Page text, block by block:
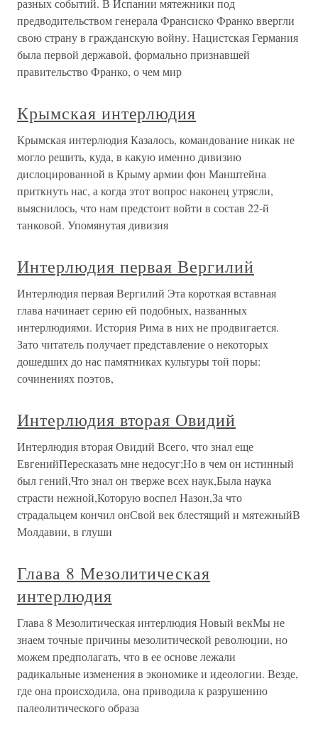
разных событий. В Испании мятежники под
предводительством генерала Франсиско Франко ввергли
свою страну в гражданскую войну. Нацистская Германия
была первой державой, формально признавшей
правительство Франко, о чем мир
Крымская интерлюдия
Крымская интерлюдия Казалось, командование никак не
могло решить, куда, в какую именно дивизию
дислоцированной в Крыму армии фон Манштейна
приткнуть нас, а когда этот вопрос наконец утрясли,
выяснилось, что нам предстоит войти в состав 22-й
танковой. Упомянутая дивизия
Интерлюдия первая Вергилий
Интерлюдия первая Вергилий Эта короткая вставная
глава начинает серию ей подобных, названных
интерлюдиями. История Рима в них не продвигается.
Зато читатель получает представление о некоторых
дошедших до нас памятниках культуры той поры:
сочинениях поэтов,
Интерлюдия вторая Овидий
Интерлюдия вторая Овидий Всего, что знал еще
ЕвгенийПересказать мне недосуг;Но в чем он истинный
был гений,Что знал он тверже всех наук,Была наука
страсти нежной,Которую воспел Назон,За что
страдальцем кончил онСвой век блестящий и мятежныйВ
Молдавии, в глуши
Глава 8 Мезолитическая
интерлюдия
Глава 8 Мезолитическая интерлюдия Новый векМы не
знаем точные причины мезолитической революции, но
можем предполагать, что в ее основе лежали
радикальные изменения в экономике и идеологии. Везде,
где она происходила, она приводила к разрушению
палеолитического образа